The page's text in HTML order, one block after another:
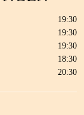
19:30
19:30
19:30
18:30
20:30